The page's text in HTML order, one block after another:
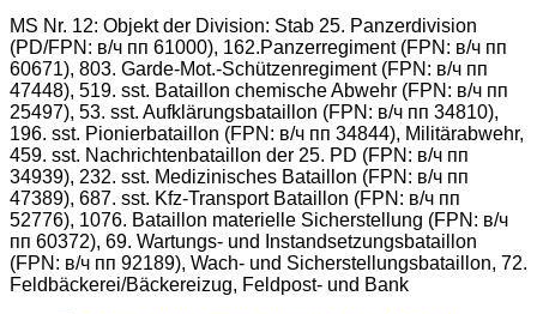
MS Nr. 12: Objekt der Division: Stab 25. Panzerdivision
(PD/FPN: в/ч пп 61000), 162.Panzerregiment (FPN: в/ч пп
60671), 803. Garde-Mot.-Schützenregiment (FPN: в/ч пп
47448), 519. sst. Bataillon chemische Abwehr (FPN: в/ч пп
25497), 53. sst. Aufklärungsbataillon (FPN: в/ч пп 34810),
196. sst. Pionierbataillon (FPN: в/ч пп 34844), Militärabwehr,
459. sst. Nachrichtenbataillon der 25. PD (FPN: в/ч пп
34939), 232. sst. Medizinisches Bataillon (FPN: в/ч пп
47389), 687. sst. Kfz-Transport Bataillon (FPN: в/ч пп
52776), 1076. Bataillon materielle Sicherstellung (FPN: в/ч
пп 60372), 69. Wartungs- und Instandsetzungsbataillon
(FPN: в/ч пп 92189), Wach- und Sicherstellungsbataillon, 72.
Feldbäckerei/Bäckereizug, Feldpost- und Bank